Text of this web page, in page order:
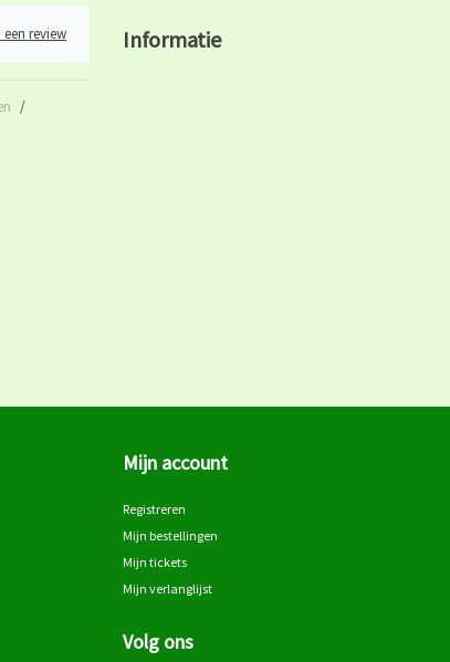
review
/
Informatie
Mijn account
Registreren
Mijn bestellingen
Mijn tickets
Mijn verlanglijst
Volg ons